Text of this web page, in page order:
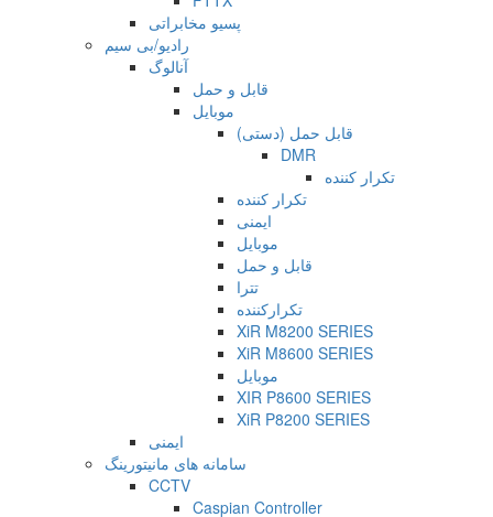
پسیو مخابراتی
رادیو/بی سیم
آنالوگ
قابل و حمل
موبایل
قابل حمل (دستی)
DMR
تکرار کننده
تکرار کننده
ایمنی
موبایل
قابل و حمل
تترا
تکرارکننده
XiR M8200 SERIES
XiR M8600 SERIES
موبایل
XIR P8600 SERIES
XiR P8200 SERIES
ایمنی
سامانه های مانیتورینگ
CCTV
Caspian Controller